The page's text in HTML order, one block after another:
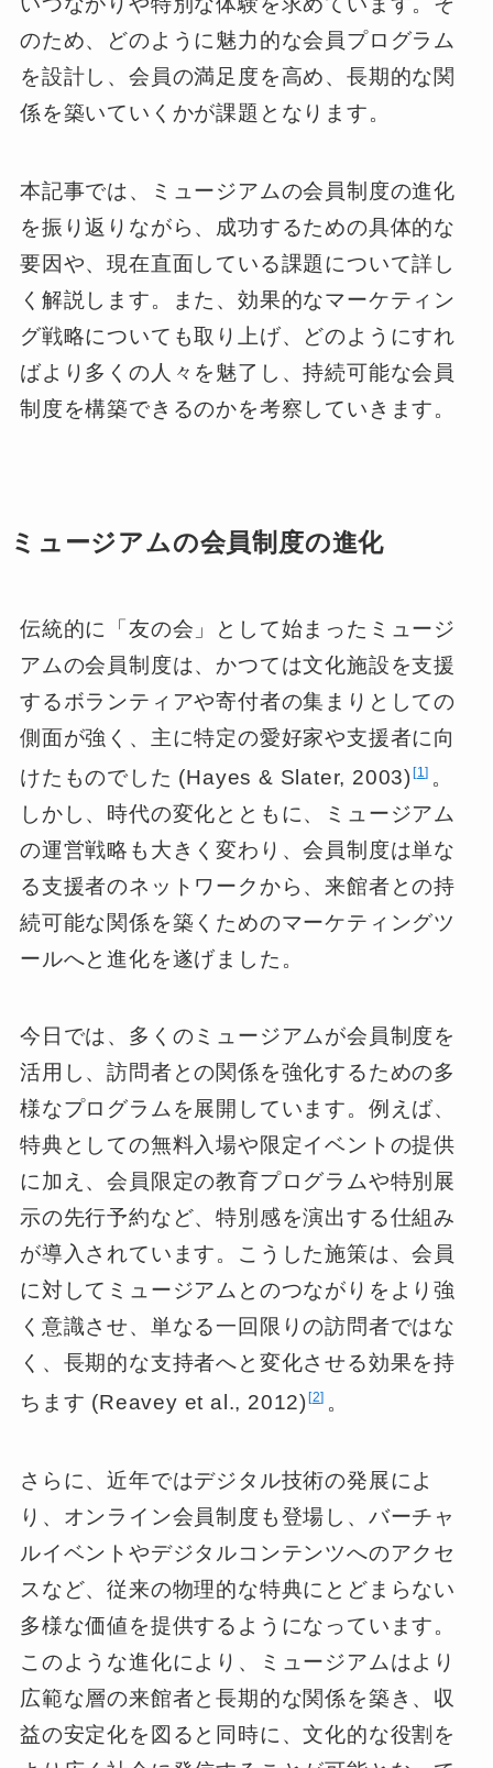
のため、どのように魅力的な会員プログラム
を設計し、会員の満足度を高め、長期的な関
係を築いていくかが課題となります。
本記事では、ミュージアムの会員制度の進化
を振り返りながら、成功するための具体的な
要因や、現在直面している課題について詳し
く解説します。また、効果的なマーケティン
グ戦略についても取り上げ、どのようにすれ
ばより多くの人々を魅了し、持続可能な会員
制度を構築できるのかを考察していきます。
ミュージアムの会員制度の進化
伝統的に「友の会」として始まったミュージ
アムの会員制度は、かつては文化施設を支援
するボランティアや寄付者の集まりとしての
側面が強く、主に特定の愛好家や支援者に向
けたものでした (Hayes & Slater, 2003) 1 。
しかし、時代の変化とともに、ミュージアム
の運営戦略も大きく変わり、会員制度は単な
る支援者のネットワークから、来館者との持
続可能な関係を築くためのマーケティングツ
ールへと進化を遂げました。
今日では、多くのミュージアムが会員制度を
活用し、訪問者との関係を強化するための多
様なプログラムを展開しています。例えば、
特典としての無料入場や限定イベントの提供
に加え、会員限定の教育プログラムや特別展
示の先行予約など、特別感を演出する仕組み
が導入されています。こうした施策は、会員
に対してミュージアムとのつながりをより強
く意識させ、単なる一回限りの訪問者ではな
く、長期的な支持者へと変化させる効果を持
ちます (Reavey et al., 2012) 2 。
さらに、近年ではデジタル技術の発展によ
り、オンライン会員制度も登場し、バーチャ
ルイベントやデジタルコンテンツへのアクセ
スなど、従来の物理的な特典にとどまらない
多様な価値を提供するようになっています。
このような進化により、ミュージアムはより
広範な層の来館者と長期的な関係を築き、収
益の安定化を図ると同時に、文化的な役割を